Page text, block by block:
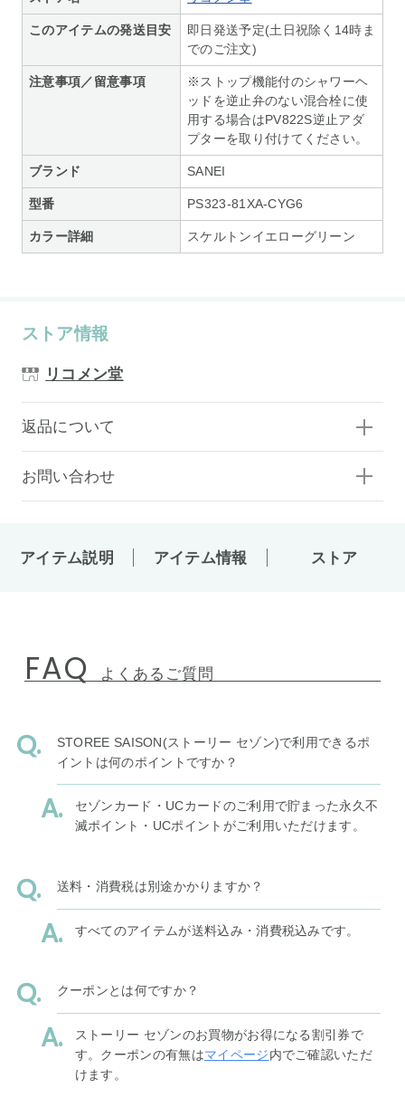
このアイテムの発送目安
即日発送予定(土日祝除く14時ま
でのご注文)
注意事項／留意事項
※ストップ機能付のシャワーヘ
ッドを逆止弁のない混合栓に使
用する場合はPV822S逆止アダ
プターを取り付けてください。
ブランド SANEI
型番 PS323-81XA-CYG6
カラー詳細 スケルトンイエローグリーン
ストア情報
リコメン堂
返品について
お問い合わせ
アイテム説明 アイテム情報 ストア
FAQ よくあるご質問
STOREE SAISON(ストーリー セゾン)で利用できるポ
イントは何のポイントですか？
セゾンカード・UCカードのご利用で貯まった永久不
滅ポイント・UCポイントがご利用いただけます。
送料・消費税は別途かかりますか？
すべてのアイテムが送料込み・消費税込みです。
クーポンとは何ですか？
ストーリー セゾンのお買物がお得になる割引券で
す。クーポンの有無はマイページ内でご確認いただ
けます。